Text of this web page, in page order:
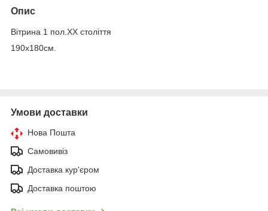
Опис
Вітрина 1 пол.ХХ століття
190х180см.
Умови доставки
Нова Пошта
Самовивіз
Доставка кур'єром
Доставка поштою